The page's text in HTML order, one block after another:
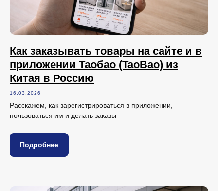
Как заказывать товары на сайте и в
приложении Таобао (TaoBao) из
Китая в Россию
16.03.2026
Расскажем, как зарегистрироваться в приложении,
пользоваться им и делать заказы
Подробнее